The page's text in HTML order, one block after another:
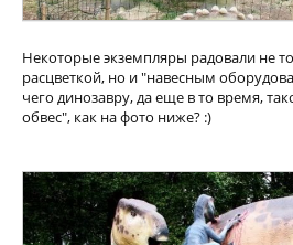
Некоторые экземпляры радовали не
расцветкой, но и "навесным
чего динозавру, да еще в то время,
обвес", как на фото ниже? :)